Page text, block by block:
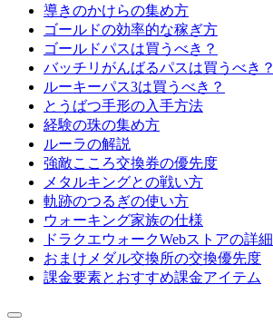
導きのかけらの集め方
ゴールドの効率的な稼ぎ方
ゴールドパスは買うべき？
バッチリがんばるパスは買うべき？
ルーキーパス3は買うべき？
とうばつ手形の入手方法
経験の珠の集め方
ルーラの解説
強敵こころ交換券の優先度
メタルキングとの戦い方
軌跡のつるぎの使い方
ウォーキング家族の仕様
ドラクエウォークWebストアの詳細
おまけメダル交換所の交換優先度
課金要素とおすすめ課金アイテム